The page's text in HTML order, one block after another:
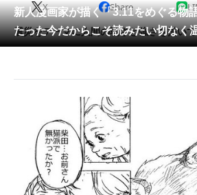
会員記事
メディア
ITの今と未来を見通す
スマホと通信の最新トレンド
進化するPCとデバイスの未来
好きが集まる 比べて選べる
新人漫画家が描く「3.11をめぐる
たった今だからこそ読みたい切なく
X Share
震災をテーマに人間の弱さと強さを描い